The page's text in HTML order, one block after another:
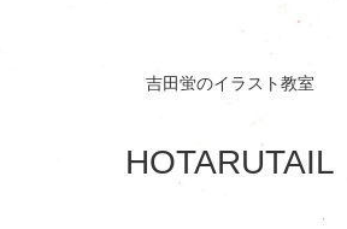
吉田蛍のイラスト教室
HOTARUTAIL